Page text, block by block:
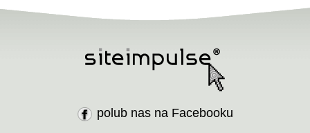
polub nas na Facebooku